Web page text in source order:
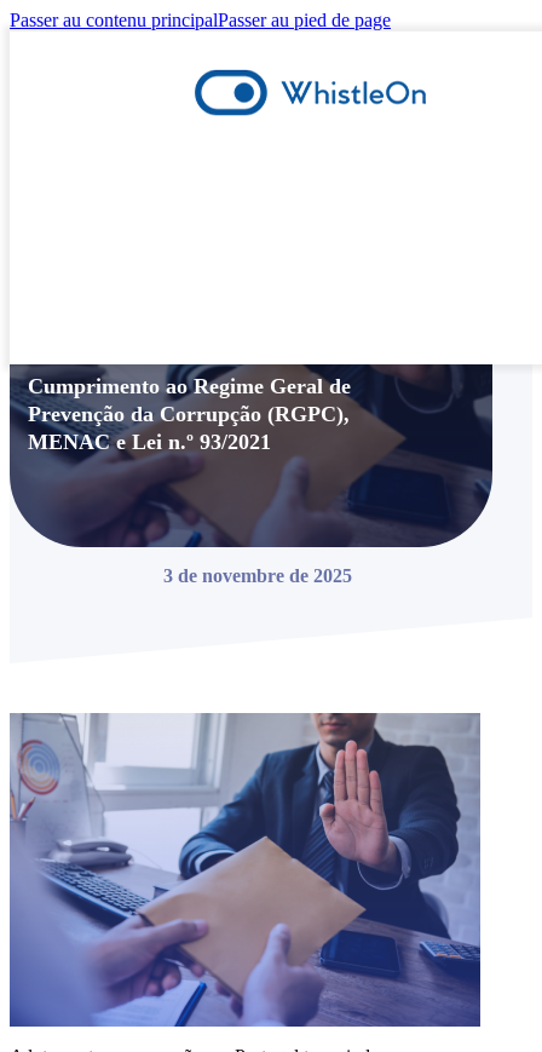
Passer au contenu principalPasser au pied de page
Cumprimento ao Regime Geral de
Prevenção da Corrupção (RGPC),
MENAC e Lei n.º 93/2021
3 de novembre de 2025